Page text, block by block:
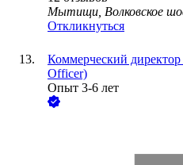
Мытищи, Волковское
Откликнуться
Коммерческий
Officer)
Опыт 3-6 лет